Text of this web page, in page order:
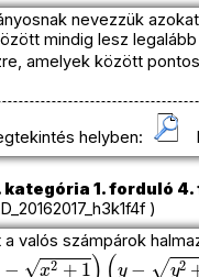
nevezzük
mindig lesz
amelyek között
helyben:
kategória 1. forduló
)
valós számpárok
− x2+1 )(y−y 2+1) =1(x2
( y2+x −2)= −2